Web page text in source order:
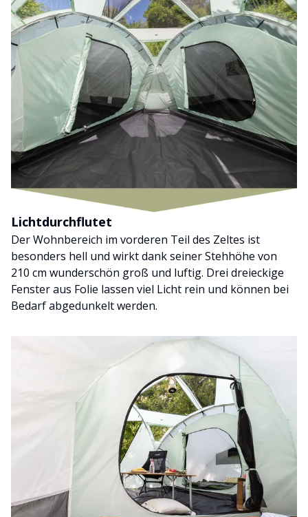
Lichtdurchflutet
Der Wohnbereich im vorderen Teil des Zeltes ist
besonders hell und wirkt dank seiner Stehhöhe von
210 cm wunderschön groß und luftig. Drei dreieckige
Fenster aus Folie lassen viel Licht rein und können bei
Bedarf abgedunkelt werden.